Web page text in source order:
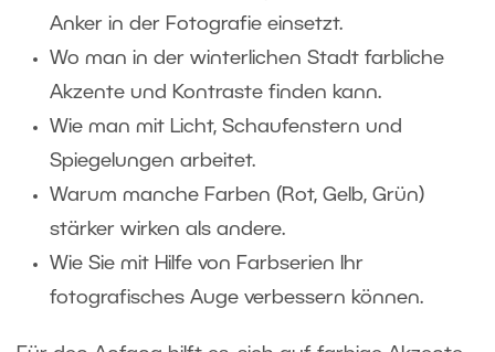
Anker in der Fotografie einsetzt.
Wo man in der winterlichen Stadt farbliche
Akzente und Kontraste finden kann.
Wie man mit Licht, Schaufenstern und
Spiegelungen arbeitet.
Warum manche Farben (Rot, Gelb, Grün)
stärker wirken als andere.
Wie Sie mit Hilfe von Farbserien Ihr
fotografisches Auge verbessern können.